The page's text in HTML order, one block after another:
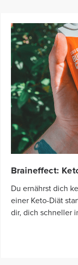
Braineffect:
Du ernährst dich
einer Keto-Diät
dir, dich schneller